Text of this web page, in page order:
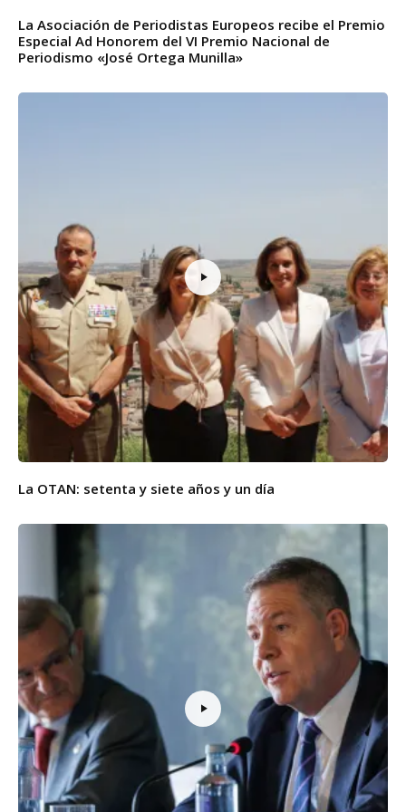
La Asociación de Periodistas Europeos recibe el Premio
Especial Ad Honorem del VI Premio Nacional de
Periodismo «José Ortega Munilla»
La OTAN: setenta y siete años y un día